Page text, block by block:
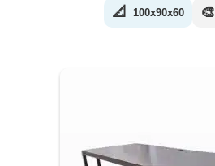
📐 100x90x60 🎨